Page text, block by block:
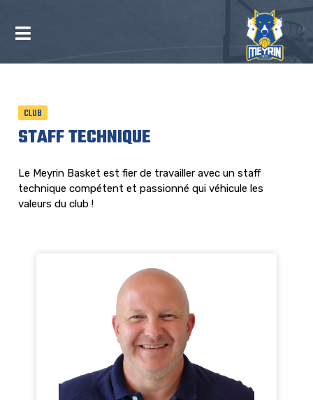
CLUB
STAFF TECHNIQUE
Le Meyrin Basket est fier de travailler avec un staff
technique compétent et passionné qui véhicule les
valeurs du club !